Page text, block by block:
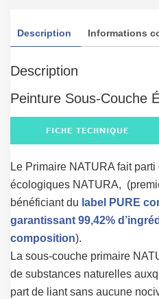
Description Informations
Description
Peinture Sous-Couche
Le Primaire NATURA fait
écologiques NATURA,
bénéficiant du label PURE
garantissant 99,42%
composition).
La sous-couche primaire
de substances naturelles
part de liant sans aucune